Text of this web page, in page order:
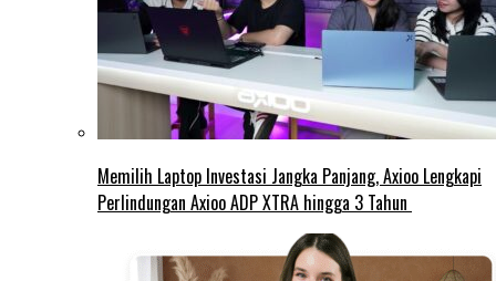
Memilih Laptop Investasi Jangka Panjang, Axioo Lengkapi
Perlindungan Axioo ADP XTRA hingga 3 Tahun